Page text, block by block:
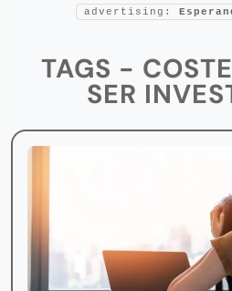
Foro salud
advertising:
TAGS -
SER